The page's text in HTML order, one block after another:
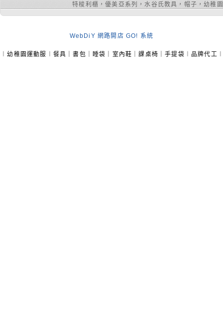
特梭利櫃，優美亞系列，水谷氏教具，帽子，幼
WebDiY 網路開店 GO! 系統
︱餐具｜書包｜睡袋｜室內鞋｜課桌椅｜手提袋︱品牌代工︱製衣團體